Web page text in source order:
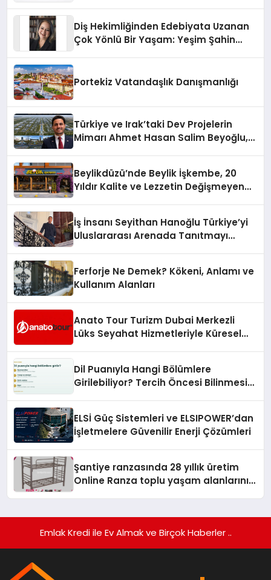
Diş Hekimliğinden Edebiyata Uzanan
Çok Yönlü Bir Yaşam: Yeşim Şahin
Portekiz Vatandaşlık Danışmanlığı
Türkiye ve Irak’taki Dev Projelerin
Mimarı Ahmet Hasan Salim Beyoğlu,
Hayata Geçirecek
Beylikdüzü’nde Beylik İşkembe, 20
Yıldır Kalite ve Lezzetin Değişmeyen
İş İnsanı Seyithan Hanoğlu Türkiye’yi
Uluslararası Arenada Tanıtmayı
Ferforje Ne Demek? Kökeni, Anlamı ve
Kullanım Alanları
Anato Tour Turizm Dubai Merkezli
Lüks Seyahat Hizmetleriyle Küresel
Dil Puanıyla Hangi Bölümlere
Girilebiliyor? Tercih Öncesi Bilinmesi
ELSİ Güç Sistemleri ve ELSIPOWER’dan
İşletmelere Güvenilir Enerji Çözümleri
Şantiye ranzasında 28 yıllık üretim
Online Ranza toplu yaşam alanlarını
Emlak Kredi ile Ev Almak ve Birçok Haberler ..